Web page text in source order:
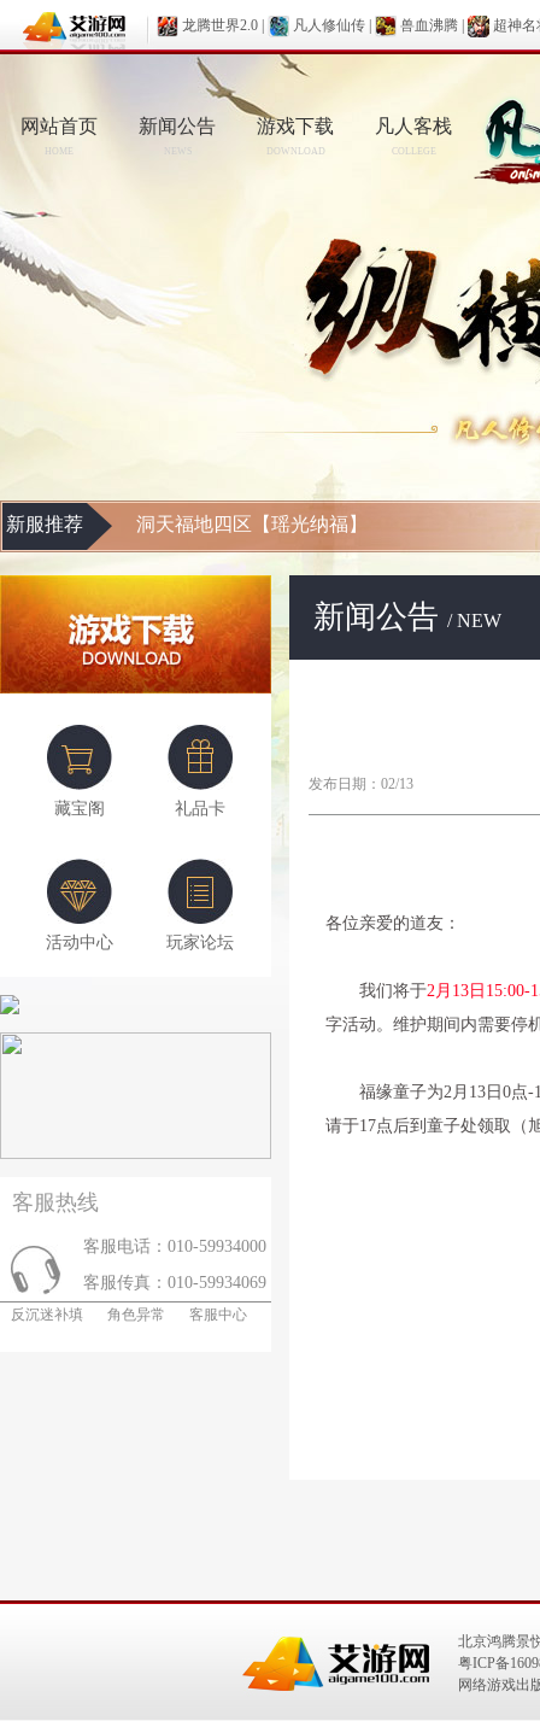
龙腾世界2.0 凡人修仙传 兽血沸腾 超神名
网站首页
HOME
新闻公告
NEWS
游戏下载
DOWNLOAD
凡人客栈
COLLEGE
新服推荐 洞天福地四区【瑶光纳福】
藏宝阁 礼品卡
活动中心 玩家论坛
客服热线
客服电话：010-59934000
客服传真：010-59934069
反沉迷补填 角色异常 客服中心
新闻公告 / NEW
发布日期：02/13
各位亲爱的道友：
我们将于2月13日15:00-
字活动。维护期间内需要停
福缘童子为2月13日0点-
请于17点后到童子处领取（
北京鸿腾景
粤ICP备
网络游戏出